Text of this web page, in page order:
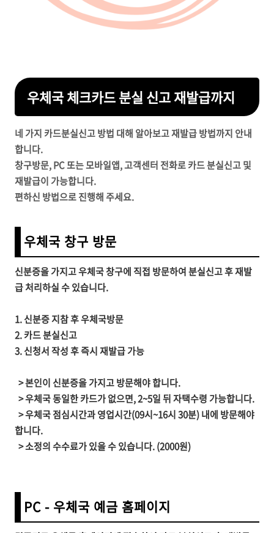
우체국 체크카드 분실 신고 재발급까지
네 가지 카드분실신고 방법 대해 알아보고 재발급 방법까지 안내
합니다.
창구방문, PC 또는 모바일앱, 고객센터 전화로 카드 분실신고 및
재발급이 가능합니다.
편하신 방법으로 진행해 주세요.
우체국 창구 방문
신분증을 가지고 우체국 창구에 직접 방문하여 분실신고 후 재발
급 처리하실 수 있습니다.
1. 신분증 지참 후 우체국방문
2. 카드 분실신고
3. 신청서 작성 후즉시 재발급가능
> 본인이 신분증을 가지고 방문해야 합니다.
> 우체국 동일한 카드가 없으면, 2~5일 뒤 자택수령 가능합니다.
> 우체국 점심시간과 영업시간(09시~16시 30분) 내에 방문해야
합니다.
> 소정의 수수료가 있을 수 있습니다. (2000원)
PC - 우체국 예금 홈페이지